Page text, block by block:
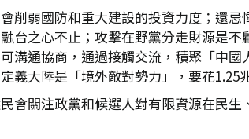
削弱國防和重大建設的投資力度；還
台之心不止；攻擊在野黨分走財源是
溝通協商，通過接觸交流，積聚「中
義大陸是「境外敵對勢力」，要花1.25
會關注政黨和候選人對有限資源在民